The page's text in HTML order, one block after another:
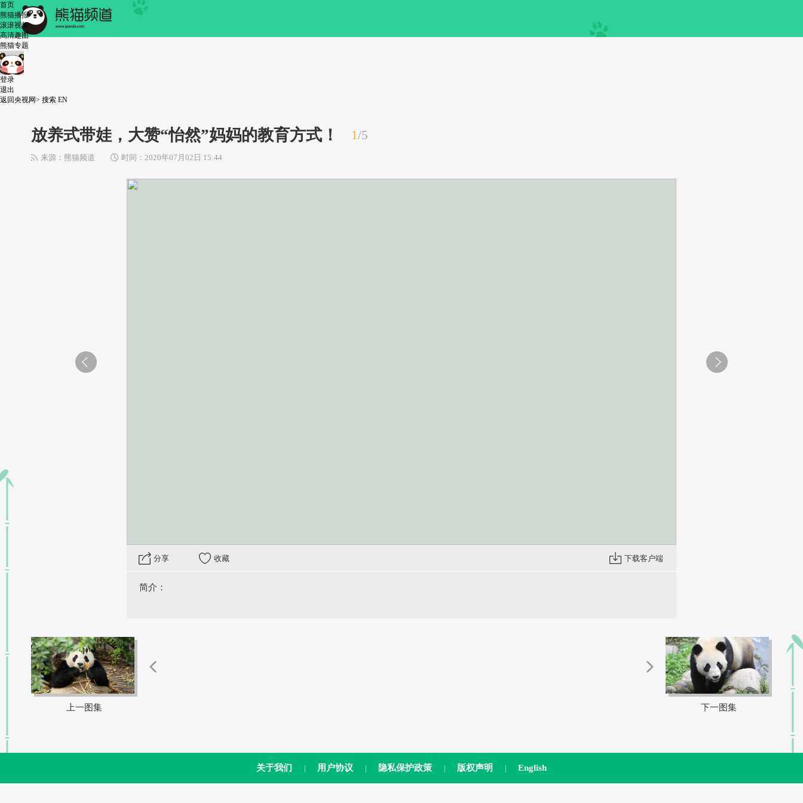
首页
熊猫播报
滚滚视频
高清趣图
熊猫专题
登录
退出
返回央视网> 搜索 EN
放养式带娃，大赞“怡然”妈妈的教育方式！ 1/5
来源：熊猫频道 时间：2020年07月02日 15:44
分享 收藏 下载客户端
简介：
上一图集 下一图集
关于我们 用户协议 隐私保护政策 版权声明 English